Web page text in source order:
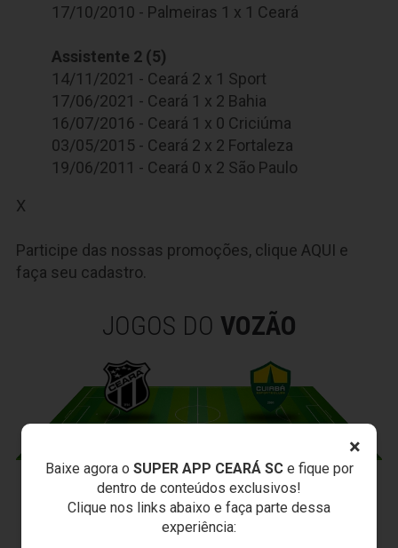
×
Baixe agora o SUPER APP CEARÁ SCe fique por
dentro de conteúdos exclusivos!
Clique nos links abaixo e faça parte dessa
experiência:
17/10/2010 - Palmeiras 1 x 1 Ceará
Assistente 2 (5)
14/11/2021 - Ceará 2 x 1 Sport
17/06/2021 - Ceará 1 x 2 Bahia
16/07/2016 - Ceará 1 x 0 Criciúma
03/05/2015 - Ceará 2 x 2 Fortaleza
19/06/2011 - Ceará 0 x 2 São Paulo
X
Participe das nossas promoções, clique AQUI e
faça seu cadastro.
JOGOS DO VOZÃO
CEARÁ X CUIABÁ
Sábado, 15/08/2026 - 18:30
Presidente Vargas - Capital/CE